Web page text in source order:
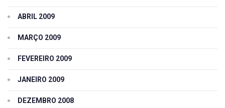
ABRIL 2009
MARÇO 2009
FEVEREIRO 2009
JANEIRO 2009
DEZEMBRO 2008